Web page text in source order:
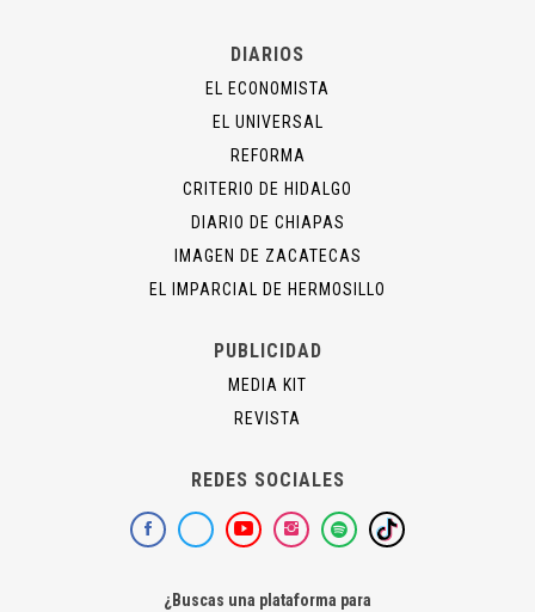
DIARIOS
EL ECONOMISTA
EL UNIVERSAL
REFORMA
CRITERIO DE HIDALGO
DIARIO DE CHIAPAS
IMAGEN DE ZACATECAS
EL IMPARCIAL DE HERMOSILLO
PUBLICIDAD
MEDIA KIT
REVISTA
REDES SOCIALES
¿Buscas una plataforma para